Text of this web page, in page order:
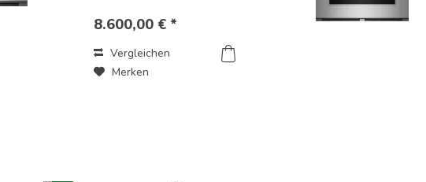
enthaltenes Zubehör Edelstahl
Standard- oder flächenbündige
Installation 19 mm...
8.600,00 € *
Vergleichen
Merken